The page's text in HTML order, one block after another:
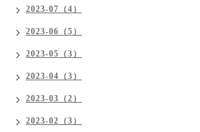
2023-07（4）
2023-06（5）
2023-05（3）
2023-04（3）
2023-03（2）
2023-02（3）